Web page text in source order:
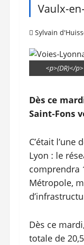
Vaulx-
Sylvain
<p>(DR)</p>
Dès ce
Saint-Fons
C’était
Lyon : le
comprendra
Métropole,
Dès ce
totale de